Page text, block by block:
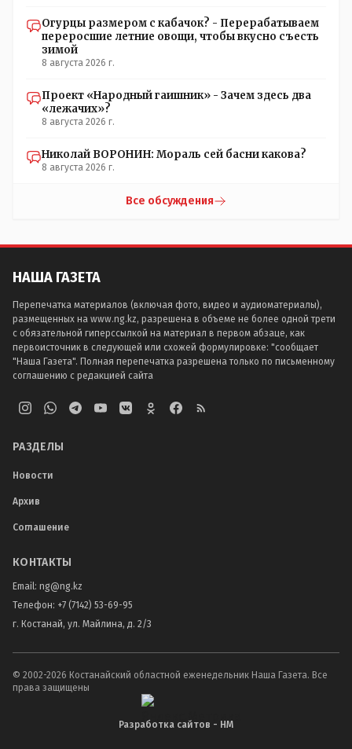
Огурцы размером с кабачок? - Перерабатываем
переросшие летние овощи, чтобы вкусно съесть
зимой
8 августа 2026 г.
Проект «Народный гаишник» - Зачем здесь два
«лежачих»?
8 августа 2026 г.
Николай ВОРОНИН: Мораль сей басни какова?
8 августа 2026 г.
Все обсуждения
НАША ГАЗЕТА
Перепечатка материалов (включая фото, видео и аудиоматериалы),
размещенных на www.ng.kz, разрешена в объеме не более одной трети
с обязательной гиперссылкой на материал в первом абзаце, как
первоисточник в следующей или схожей формулировке: "сообщает
"Наша Газета". Полная перепечатка разрешена только по письменному
соглашению с редакцией сайта
РАЗДЕЛЫ
Новости
Архив
Соглашение
КОНТАКТЫ
Email: ng@ng.kz
Телефон: +7 (7142) 53-69-95
г. Костанай, ул. Майлина, д. 2/3
© 2002-2026 Костанайский областной еженедельник Наша Газета. Все
права защищены
Разработка сайтов - НМ